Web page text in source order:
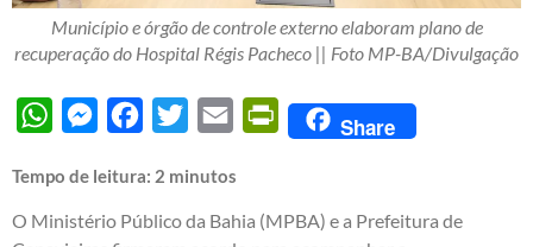
Município e órgão de controle externo elaboram plano de
recuperação do Hospital Régis Pacheco || Foto MP-BA/Divulgação
WhatsAppMessengerFacebook
Twitter Email PrintFriendly
Share
Tempo de leitura: 2 minutos
O Ministério Público da Bahia (MPBA) e a Prefeitura de